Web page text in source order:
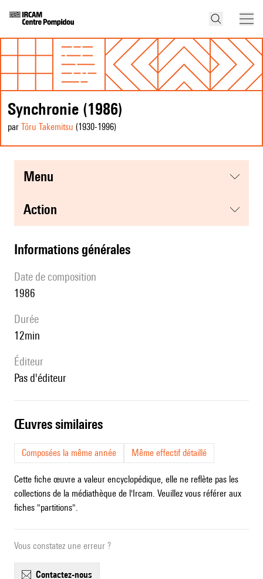
Synchronie (1986)
par Tōru Takemitsu (1930-1996)
menu
action
informations générales
date de composition
1986
durée
12min
éditeur
pas d'éditeur
œuvres similaires
Composées la même année Même effectif détaillé
Cette fiche œuvre a valeur encyclopédique, elle ne reflète pas les
collections de la médiathèque de l'Ircam. Veuillez vous référer aux
fiches "partitions".
Vous constatez une erreur ?
contactez-nous